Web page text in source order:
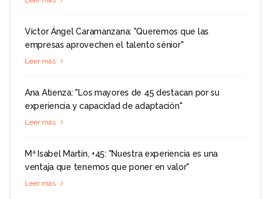
Víctor Ángel Caramanzana: "Queremos que las
empresas aprovechen el talento sénior"
Leer más
Ana Atienza: "Los mayores de 45 destacan por su
experiencia y capacidad de adaptación"
Leer más
Mª Isabel Martín, +45: "Nuestra experiencia es una
ventaja que tenemos que poner en valor"
Leer más